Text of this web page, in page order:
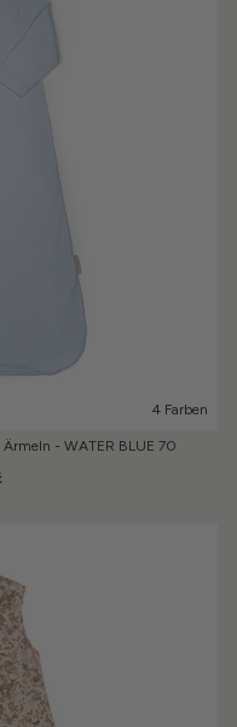
4 Farben
- WATER BLUE 70